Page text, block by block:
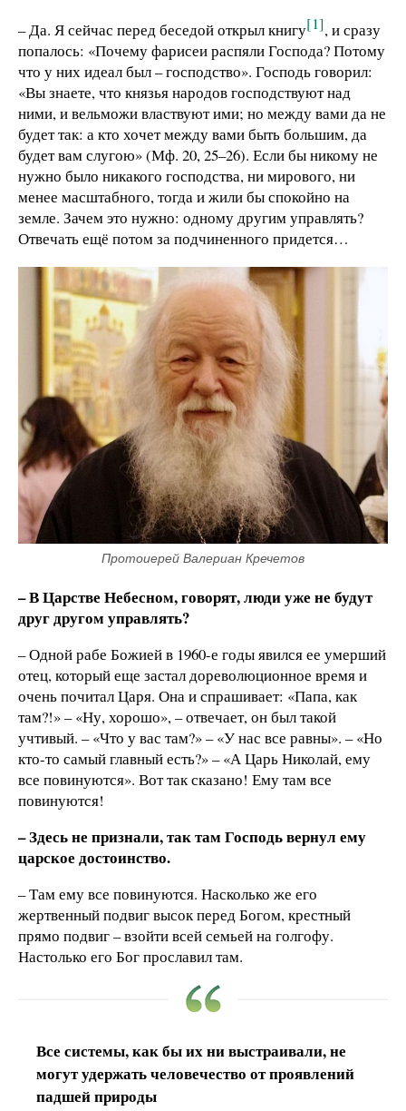
– Да. Я сейчас перед беседой открыл книгу[1], и сразу
попалось: «Почему фарисеи распяли Господа? Потому
что у них идеал был – господство». Господь говорил:
«Вы знаете, что князья народов господствуют над
ними, и вельможи властвуют ими; но между вами да не
будет так: а кто хочет между вами быть большим, да
будет вам слугою» (Мф. 20, 25–26). Если бы никому не
нужно было никакого господства, ни мирового, ни
менее масштабного, тогда и жили бы спокойно на
земле. Зачем это нужно: одному другим управлять?
Отвечать ещё потом за подчиненного придется…
Протоиерей Валериан Кречетов
– В Царстве Небесном, говорят, люди уже не будут
друг другом управлять?
– Одной рабе Божией в 1960-е годы явился ее умерший
отец, который еще застал дореволюционное время и
очень почитал Царя. Она и спрашивает: «Папа, как
там?!» – «Ну, хорошо», – отвечает, он был такой
учтивый. – «Что у вас там?» – «У нас все равны». – «Но
кто-то самый главный есть?» – «А Царь Николай, ему
все повинуются». Вот так сказано! Ему там все
повинуются!
– Здесь не признали, так там Господь вернул ему
царское достоинство.
– Там ему все повинуются. Насколько же его
жертвенный подвиг высок перед Богом, крестный
прямо подвиг – взойти всей семьей на голгофу.
Настолько его Бог прославил там.
Все системы, как бы их ни выстраивали, не
могут удержать человечество от проявлений
падшей природы